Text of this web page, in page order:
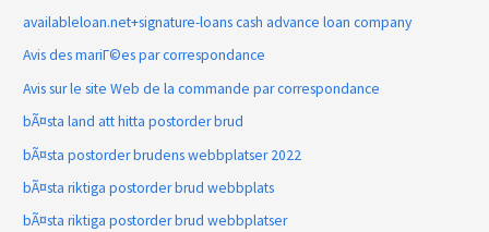
availableloan.net+signature-loans cash advance loan company
Avis des mariГ©es par correspondance
Avis sur le site Web de la commande par correspondance
bÃ¤sta land att hitta postorder brud
bÃ¤sta postorder brudens webbplatser 2022
bÃ¤sta riktiga postorder brud webbplats
bÃ¤sta riktiga postorder brud webbplatser